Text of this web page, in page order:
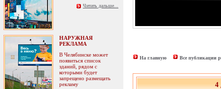
Читать дальше...
НАРУЖНАЯ
РЕКЛАМА
В Челябинске может
появиться список
зданий, рядом с
которыми будет
запрещено размещать
рекламу
На главную Все публикации
4